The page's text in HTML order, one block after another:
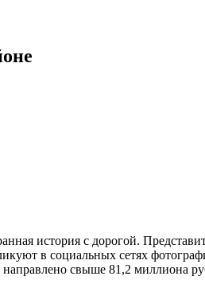
история с дорогой.
в социальных сетях
направлено свыше 81,2 миллиона